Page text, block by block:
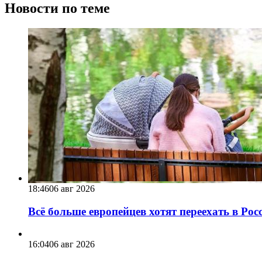
Новости по теме
18:4606 авг 2026
Всё больше европейцев хотят переехать в
16:0406 авг 2026